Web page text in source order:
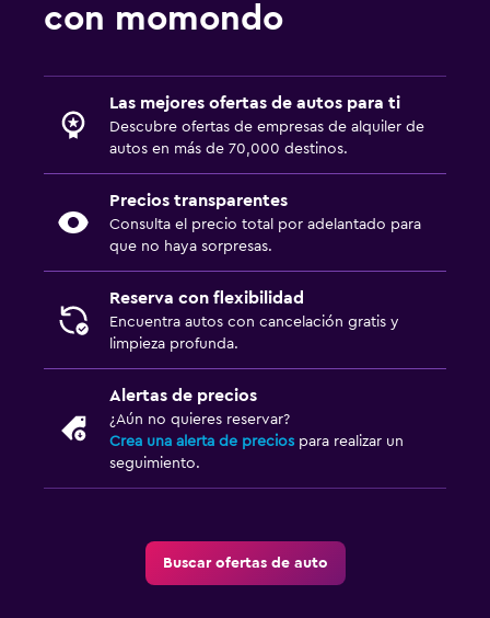
con momondo
Las mejores ofertas de autos para ti
Descubre ofertas de empresas de alquiler de
autos en más de 70,000 destinos.
Precios transparentes
Consulta el precio total por adelantado para
que no haya sorpresas.
Reserva con flexibilidad
Encuentra autos con cancelación gratis y
limpieza profunda.
Alertas de precios
¿Aún no quieres reservar?
Crea una alerta de precios para realizar un
seguimiento.
Buscar ofertas de auto